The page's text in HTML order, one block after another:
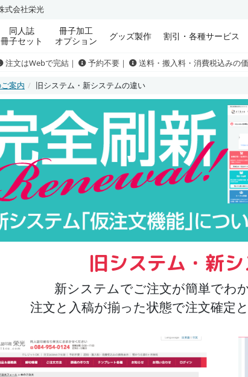
式会社栄光
同人誌
冊子セット
冊子加工
オプション
グッズ製作 割引・各種サービス
注文はWebで完結｜ 予約不要｜ 送料・搬入料・消費税込みの
案内 旧システム・新システムの違い
旧システム・新
新システムでご注文が簡単でわ
注文と入稿が揃った状態で注文確定